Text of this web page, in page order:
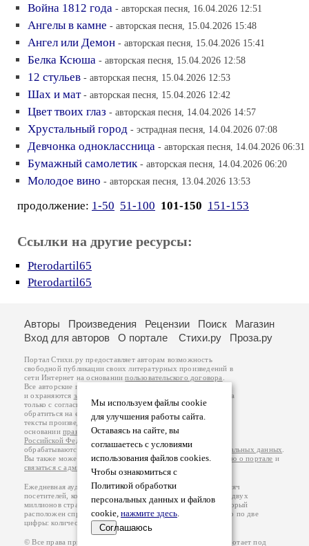
Война 1812 года - авторская песня, 16.04.2026 12:51
Ангелы в камне - авторская песня, 15.04.2026 15:48
Ангел или Демон - авторская песня, 15.04.2026 15:41
Белка Ксюша - авторская песня, 15.04.2026 12:58
12 стульев - авторская песня, 15.04.2026 12:53
Шах и мат - авторская песня, 15.04.2026 12:42
Цвет твоих глаз - авторская песня, 14.04.2026 14:57
Хрустальный город - эстрадная песня, 14.04.2026 07:08
Девчонка одноклассница - авторская песня, 14.04.2026 06:31
Бумажный самолетик - авторская песня, 14.04.2026 06:20
Молодое вино - авторская песня, 13.04.2026 13:53
продолжение: 1-50 51-100 101-150 151-153
Ссылки на другие ресурсы:
Pterodartil65
Pterodartil65
Мы используем файлы cookie
для улучшения работы сайта.
Оставаясь на сайте, вы
соглашаетесь с условиями
использования файлов cookies.
Чтобы ознакомиться с
Политикой обработки
персональных данных и файлов
cookie, нажмите здесь.
Соглашаюсь
Авторы Произведения Рецензии Поиск
Магазин
Вход для авторов
О портале Стихи.ру Проза.ру
Портал Стихи.ру предоставляет авторам возможность
свободной публикации своих литературных произведений в
сети Интернет на основаниипользовательского договора
Все авторские права на произведения принадлежат авторам
и охраняются законом
. Перепечатка произведений возможна
только с согласия его автора, к которому вы можете
обратиться на его авторской странице. Ответственность за
тексты произведений авторы несут самостоятельно на
основанииправил публикацииизаконодательства
Российской Федерации
обрабатываются на основанииПолитики обработки персональных данных
Вы также можете посмотреть более подробнуюинформацию о портале и
связаться с администрацией
Ежедневная аудитория портала Стихи.ру – порядка 200 тысяч
посетителей, которые в общей сумме просматривают более двух
миллионов страниц по данным счетчика посещаемости, который
расположен справа от этого текста. В каждой графе указано по две
цифры: количество просмотров и количество посетителей.
© Все права принадлежат авторам, 2000-2026. Портал работает под